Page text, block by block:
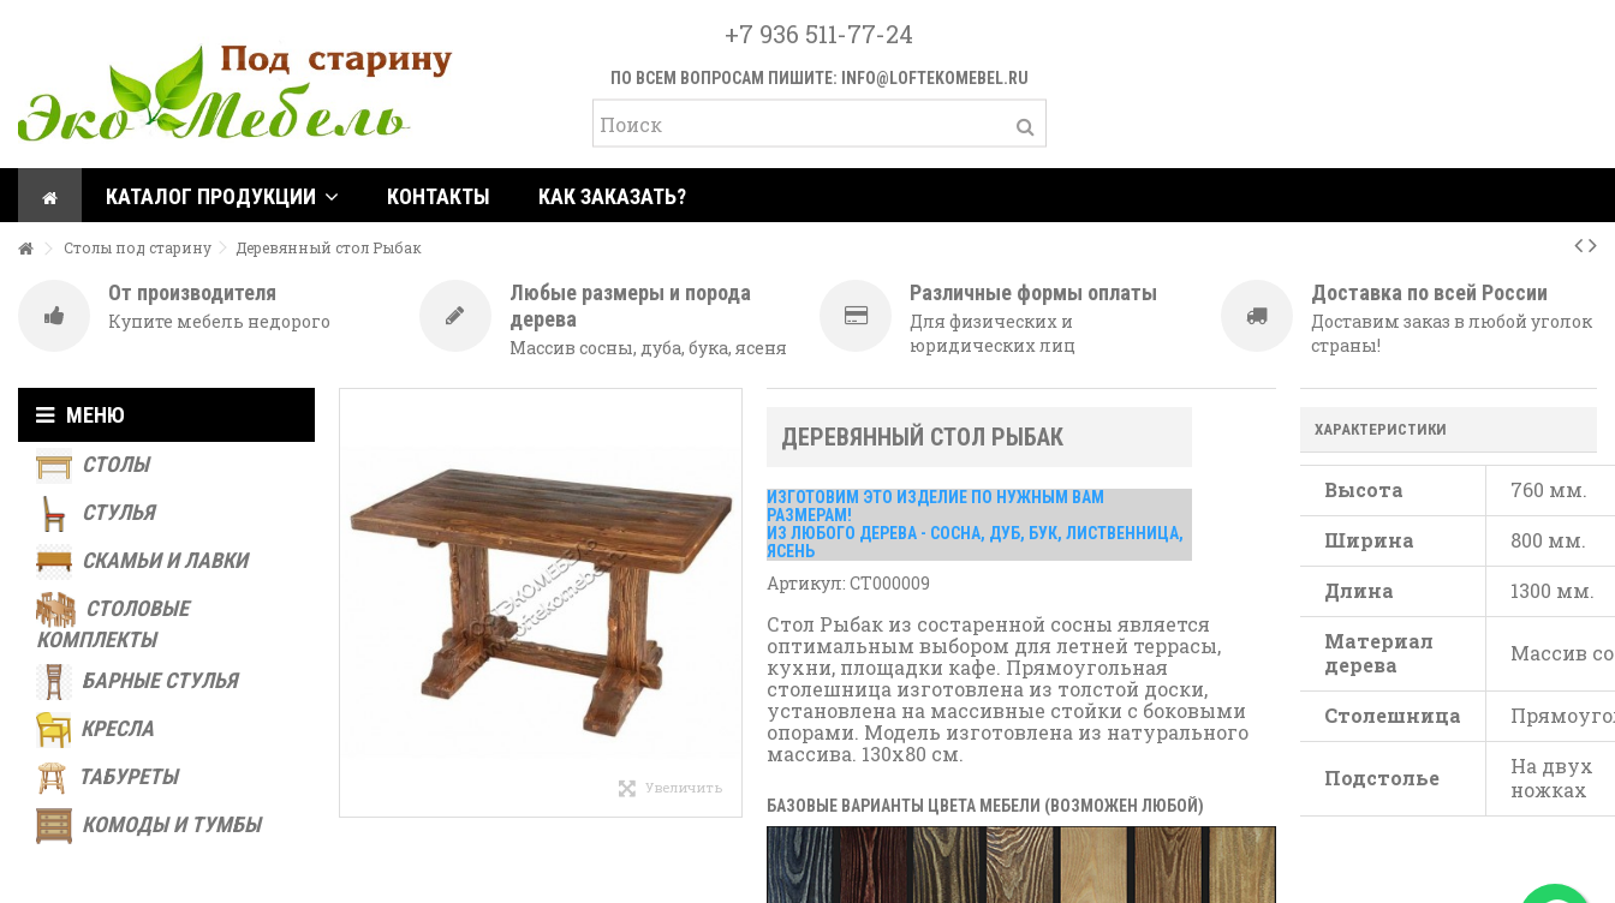
+7 936 511-77-24
ПО ВСЕМ ВОПРОСАМ ПИШИТЕ: INFO@LOFTEKOMEBEL.RU
КАТАЛОГ ПРОДУКЦИИ КОНТАКТЫ КАК ЗАКАЗАТЬ?
Столы под старину Деревянный стол Рыбак
От производителя
Купите мебель недорого
Любые размеры и порода
дерева
Массив сосны, дуба, бука, ясеня
Различные формы оплаты
Для физических и
юридических лиц
Доставка по всей России
Доставим заказ в любой уголок
страны!
Увеличить
ДЕРЕВЯННЫЙ СТОЛ РЫБАК
ИЗГОТОВИМ ЭТО ИЗДЕЛИЕ ПО НУЖНЫМ ВАМ
РАЗМЕРАМ!
ИЗ ЛЮБОГО ДЕРЕВА - СОСНА, ДУБ, БУК, ЛИСТВЕННИЦА,
ЯСЕНЬ
Артикул: СТ000009
Стол Рыбак из состаренной сосны является
оптимальным выбором для летней террасы,
кухни, площадки кафе. Прямоугольная
столешница изготовлена из толстой доски,
установлена на массивные стойки с боковыми
опорами. Модель изготовлена из натурального
массива. 130x80 см.
БАЗОВЫЕ ВАРИАНТЫ ЦВЕТА МЕБЕЛИ (ВОЗМОЖЕН ЛЮБОЙ)
ХАРАКТЕРИСТИКИ
Высота
760 мм.
Ширина
800 мм.
Длина
1300 мм.
Материал
дерева
Массив
Столешница
Подстолье
На двух
ножках
МЕНЮ
СТОЛЫ
СТУЛЬЯ
СКАМЬИ И ЛАВКИ
СТОЛОВЫЕ
КОМПЛЕКТЫ
БАРНЫЕ СТУЛЬЯ
КРЕСЛА
ТАБУРЕТЫ
КОМОДЫ И ТУМБЫ